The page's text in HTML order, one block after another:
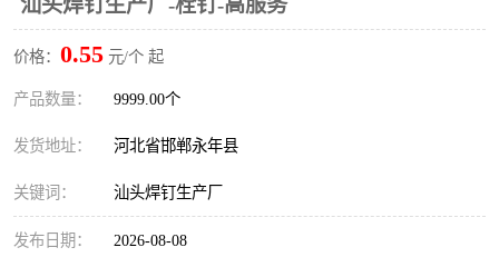
汕头焊钉生产厂-栓钉-高服务
价格： 0.55 元/个 起
产品数量： 9999.00个
发货地址： 河北省邯郸永年县
关键词： 汕头焊钉生产厂
发布日期： 2026-08-08